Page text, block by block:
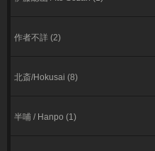
作者不詳 (2)
北斎/Hokusai (8)
半哺 / Hanpo (1)